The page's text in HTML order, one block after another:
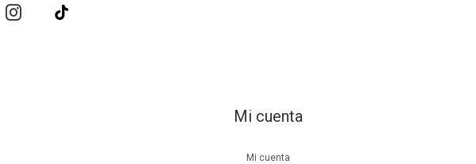
Mi cuenta
Mi cuenta
